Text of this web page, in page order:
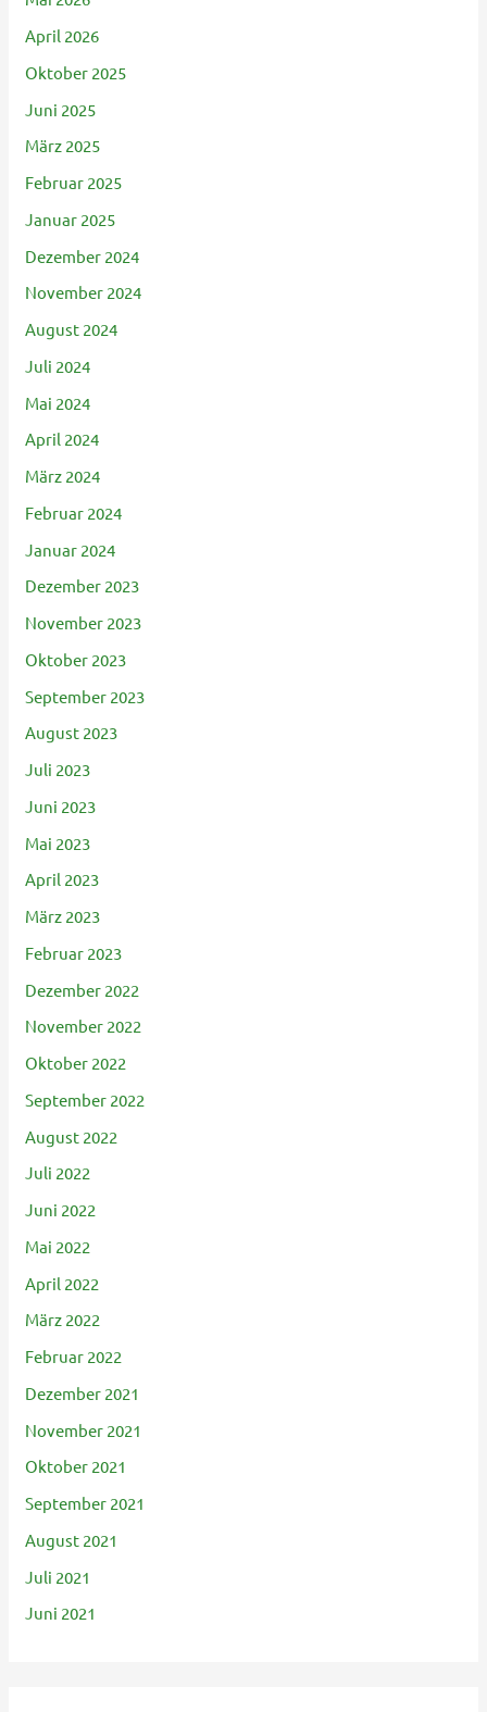
April 2026
Oktober 2025
Juni 2025
März 2025
Februar 2025
Januar 2025
Dezember 2024
November 2024
August 2024
Juli 2024
Mai 2024
April 2024
März 2024
Februar 2024
Januar 2024
Dezember 2023
November 2023
Oktober 2023
September 2023
August 2023
Juli 2023
Juni 2023
Mai 2023
April 2023
März 2023
Februar 2023
Dezember 2022
November 2022
Oktober 2022
September 2022
August 2022
Juli 2022
Juni 2022
Mai 2022
April 2022
März 2022
Februar 2022
Dezember 2021
November 2021
Oktober 2021
September 2021
August 2021
Juli 2021
Juni 2021